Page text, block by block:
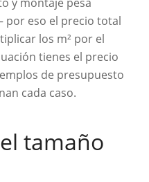
y montaje pesa
eso el precio total
los m² por el
tienes el precio
de presupuesto
cada caso.
tamaño